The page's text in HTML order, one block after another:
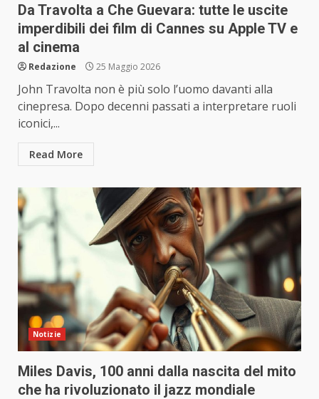
Da Travolta a Che Guevara: tutte le uscite
imperdibili dei film di Cannes su Apple TV e
al cinema
Redazione 25 Maggio 2026
John Travolta non è più solo l’uomo davanti alla
cinepresa. Dopo decenni passati a interpretare ruoli
iconici,...
Read More
Notizie
Miles Davis, 100 anni dalla nascita del mito
che ha rivoluzionato il jazz mondiale